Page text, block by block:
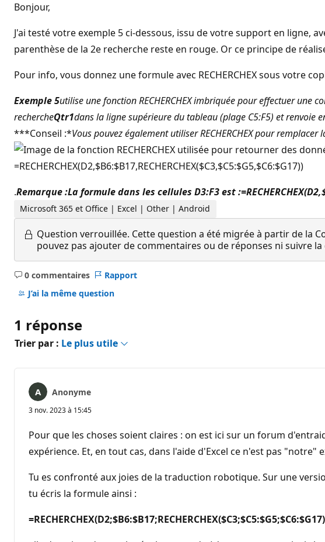
Bonjour,
J'ai testé votre exemple 5 ci-dessous, issu de votre support en ligne,
parenthèse de la 2e recherche reste en rouge. Or ce principe de
Pour info, vous donnez une formule avec RECHERCHEX sous votre
Exemple 5utilise une fonction RECHERCHEX imbriquée pour effectuer
rechercheQtr1dans la ligne supérieure du tableau (plage C5:F5) et
***Conseil :*Vous pouvez également utiliser RECHERCHEX pour remplacer
.Remarque :La formule dans les cellules D3:F3 est :
Microsoft 365 et Office | Excel | Other | Android
Question verrouillée. Cette question a été migrée à partir de la
pouvez pas ajouter de commentaires ou de réponses ni suivre
0 commentaires
Aucun
commentaire
Rapport
J’ai la même question
1 réponse
Trier par : Le plus utile
Anonyme
3 nov. 2023 à 15:45
Pour que les choses soient claires : on est ici sur un forum
expérience. Et, en tout cas, dans l'aide d'Excel ce n'est pas
Tu es confronté aux joies de la traduction robotique. Sur une
tu écris la formule ainsi :